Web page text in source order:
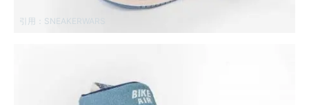
引用： SNEAKERWARS